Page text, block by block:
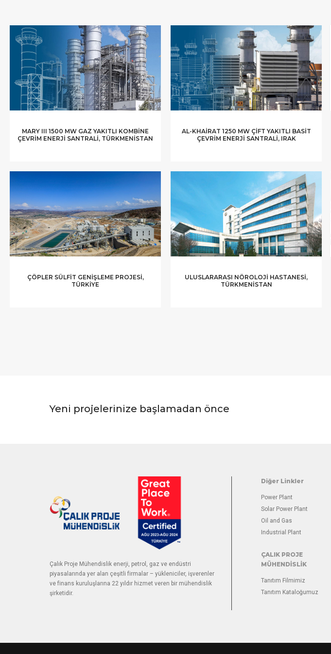
MARY III 1500 MW GAZ YAKITLI KOMBINE
ÇEVRIM ENERJI SANTRALI, TÜRKMENISTAN
AL-KHAIRAT 1250 MW ÇIFT YAKITLI BASIT
ÇEVRIM ENERJI SANTRALI, IRAK
ÇÖPLER SÜLFIT GENIŞLEME PROJESI,
TÜRKIYE
ULUSLARARASI NÖROLOJI HASTANESI,
TÜRKMENISTAN
Yeni projelerinize başlamadan önce
Çalık Proje Mühendislik enerji, petrol, gaz ve endüstri
piyasalarında yer alan çeşitli firmalar – yükleniciler, işverenler
ve finans kuruluşlarına 22 yıldır hizmet veren bir mühendislik
şirketidir.
Diğer Linkler
Power Plant
Solar Power Plant
Oil and Gas
Industrial Plant
ÇALIK PROJE
MÜHENDİSLİK
Tanıtım Filmimiz
Tanıtım Kataloğumuz